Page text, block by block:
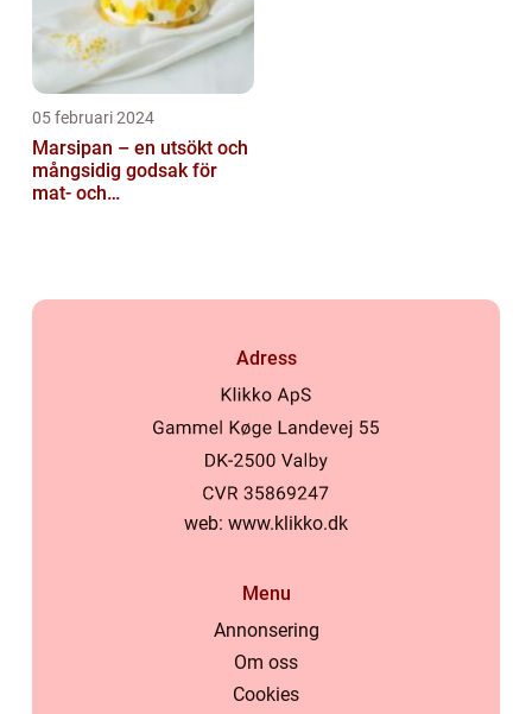
05 februari 2024
Marsipan – en utsökt och
mångsidig godsak för
mat- och
Adress
web: www.klikko.dk
Menu
Annonsering
Om oss
Cookies